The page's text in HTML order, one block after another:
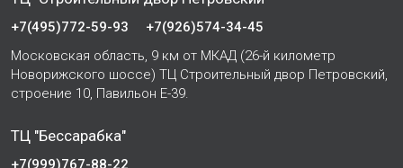
+7(495)772-59-93
+7(926)574-34-45
Московская область, 9 км от МКАД (26-й километр
Новорижского шоссе) ТЦ Строительный двор Петровский,
строение 10, Павильон Е-39.
ТЦ "Бессарабка"
+7(999)767-88-22